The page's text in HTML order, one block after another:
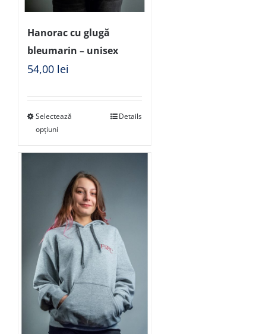
Hanorac cu glugă
bleumarin – unisex
54,00 lei
Selectează
opțiuni
Details